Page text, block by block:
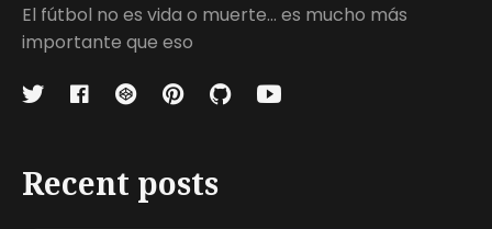
El fútbol no es vida o muerte... es mucho más
importante que eso
Recent posts